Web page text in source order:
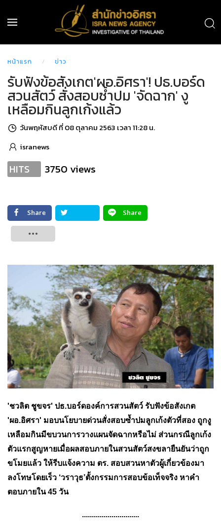
หน้าแรก ข่าว
รับฟังข้อสังเกต'ผอ.อิศรา'! ปธ.บอร์ด
สวนสัตว์ สั่งสอบซ้ำปม 'จัดฉาก' งู
เหลือมกินลูกเก้งแล้ว
วันพฤหัสบดี ที่ 08 ตุลาคม 2563 เวลา 11:28 น.
isranews
HITS 3750 views
Share
Share
'ชวลิต ชูขจร' ปธ.บอร์ดองค์การสวนสัตว์ รับฟังข้อสังเกต
'ผอ.อิศรา' มอบนโยบายด่วนสั่งสอบซ้ำปมลูกเก้งตัวที่สอง ถูกงู
เหลือมกินมีขบวนการวางแผนจัดฉากหรือไม่ ส่วนกรณีลูกเก้ง
ตัวแรกสูญหายเมื่อผลสอบภายในสวนสัตว์สงขลายืนยันว่าถูก
ขโมยแล้ว ให้รีบแจ้งความ ตร. สอบสวนหาตัวผู้เกี่ยวข้องมา
ลงโทษโดยเร็ว ‘วราวุธ’ตั้งกรรมการสอบข้อเท็จจริง หาคำ
ตอบภายใน 45 วัน
.............................